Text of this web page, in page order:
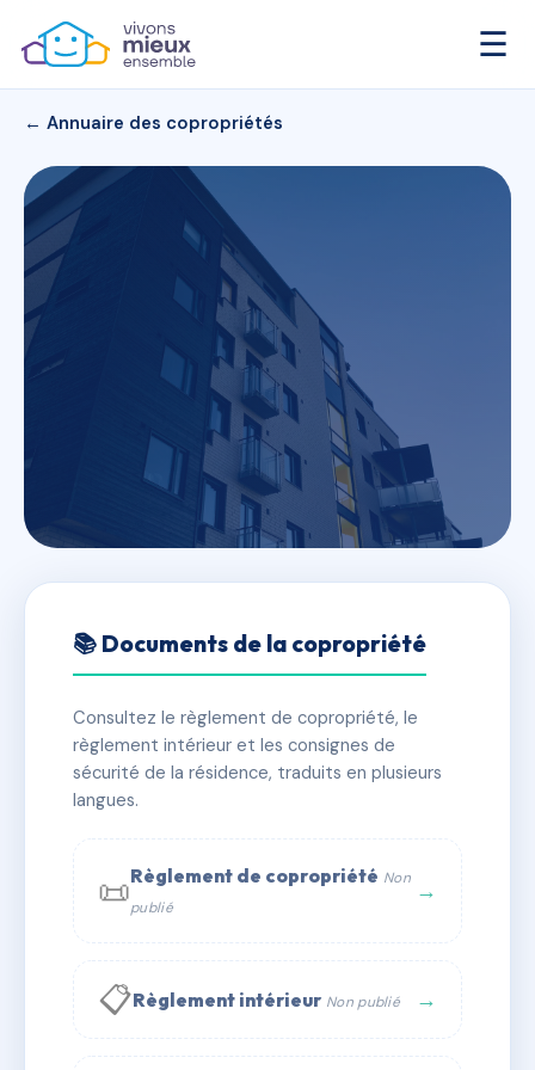
☰
← Annuaire des copropriétés
33 Avenue Jean jaures
✓ Immatriculée 🏠 23 lots 🏗 3 bâtiment(s)
📞 Contacter Syndic Digital
📚 Documents de la copropriété
Consultez le règlement de copropriété, le
règlement intérieur et les consignes de
sécurité de la résidence, traduits en plusieurs
langues.
📜Règlement de copropriété Non
publié
→
📋Règlement intérieur Non publié →